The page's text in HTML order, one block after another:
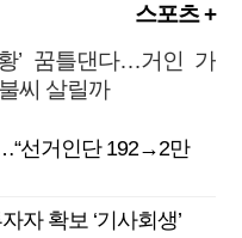
스포츠 +
황’ 꿈틀댄다…거인 가
씨 살릴까
선거인단 192→2만
자 확보 ‘기사회생’